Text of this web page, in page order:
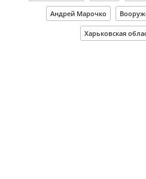
Андрей Марочко
Харьковская